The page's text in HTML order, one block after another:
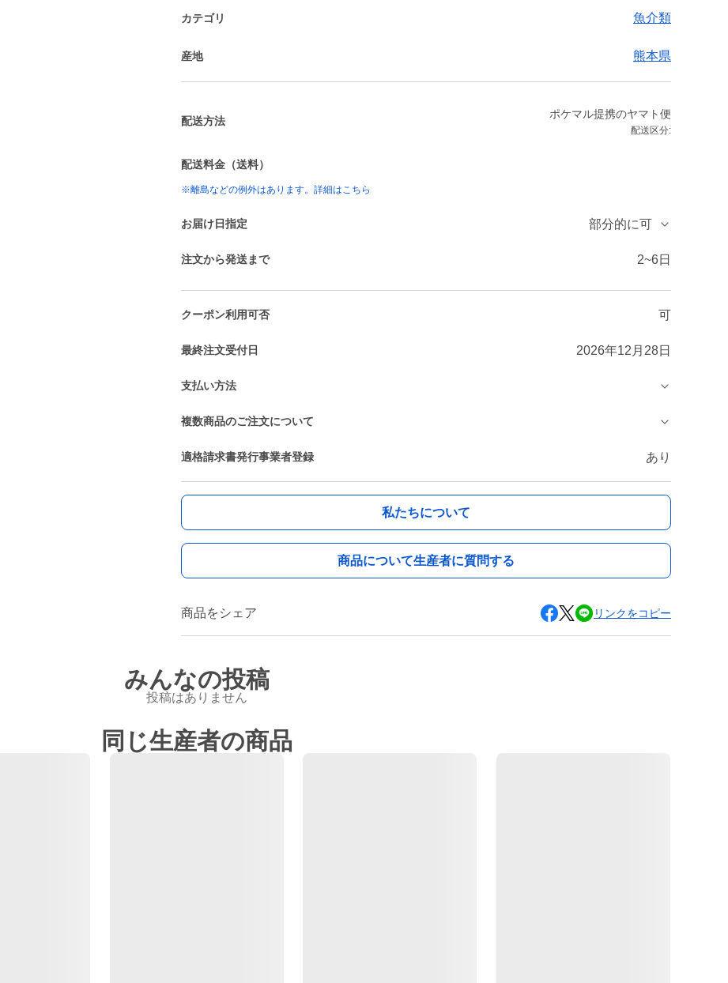
カテゴリ 魚介類
産地 熊本県
配送方法
ポケマル提携のヤマト便
配送区分:
配送料金（送料）
※離島などの例外はあります。詳細はこちら
お届け日指定 部分的に可
注文から発送まで 2~6日
クーポン利用可否 可
最終注文受付日 2026年12月28日
支払い方法
複数商品のご注文について
適格請求書発行事業者登録 あり
私たちについて
商品について生産者に質問する
商品をシェア リンクをコピー
みんなの投稿
投稿はありません
同じ生産者の商品